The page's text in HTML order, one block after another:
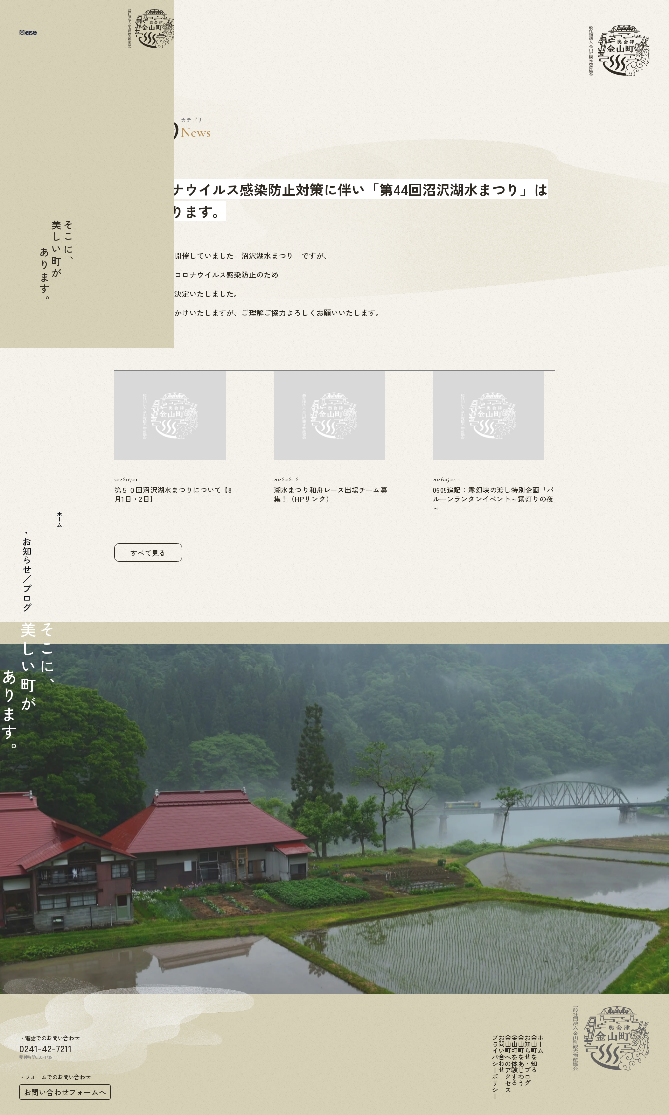
07.29 カテゴリー
News
新型コロナウイルス感染防止対策に伴い「第44回沼沢湖水まつり」は
中止となります。
毎年８月第１週に開催していました「沼沢湖水まつり」ですが、
今年の開催は新型コロナウイルス感染防止のため
中止とすることが決定いたしました。
皆様にはご迷惑おかけいたしますが、ご理解ご協力よろしくお願いいたします。
2026.07.01
第５０回沼沢湖水まつりについて【8
月1日・2日】
2026.06.16
湖水まつり和舟レース出場チーム募
集！（HPリンク）
2026.05.04
0605追記：霧幻峡の渡し特別企画「バ
ルーンランタンイベント～霧灯りの夜
～」
すべて見る
ホーム
お知らせ／ブログ
そ
こ
に
、
美
し
い
町
が
ホーム
金山町を知る
お知らせ・ブログ
金山町をあじわう
金山町を体験する
金山町へのアクセス
お問い合わせ
プライバシーポリシー
電話でのお問い合わせ
0241-42-7211
受付時間8:30~17:15
フォームでのお問い合わせ
お問い合わせフォームへ
そこに、
美しい町が
あります。
Menu
Close